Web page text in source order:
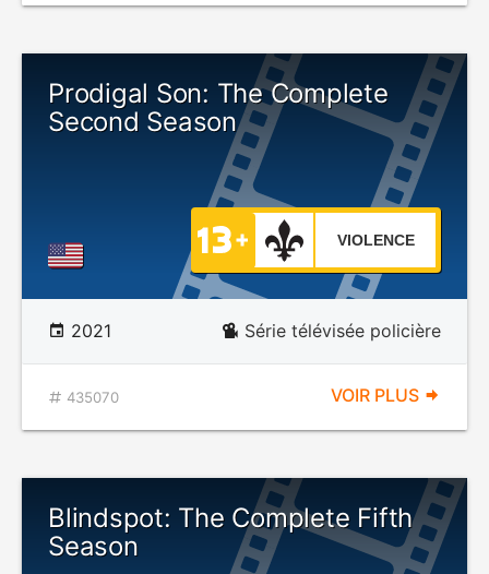
Prodigal Son: The Complete
Second Season
VIOLENCE
2021 Série télévisée policière
435070 VOIR PLUS
Blindspot: The Complete Fifth
Season